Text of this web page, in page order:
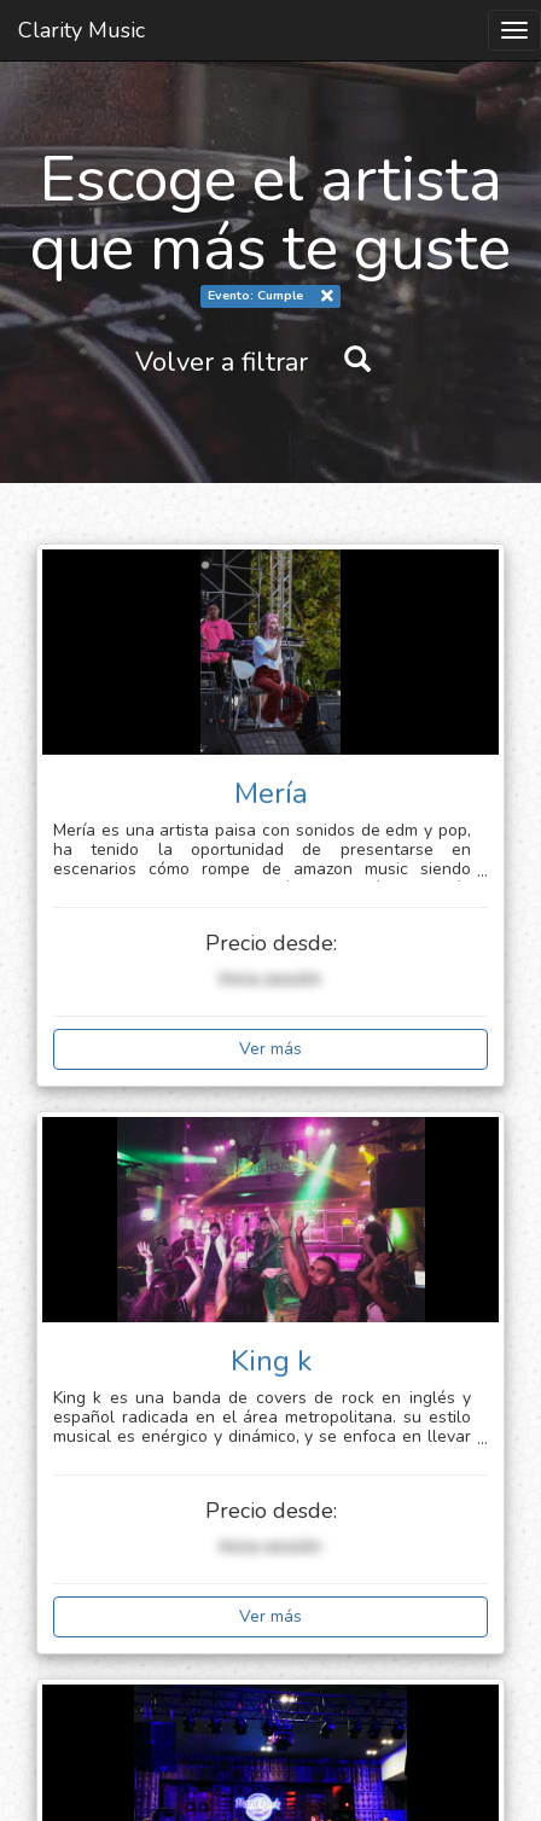
Clarity Music
Escoge el artista
que más te guste
Evento: Cumple
Volver a filtrar
Mería
Mería es una artista paisa con sonidos de edm y pop,
ha tenido la oportunidad de presentarse en
escenarios cómo rompe de amazon music siendo
semifinalista del evento cómo también su más
bowl en los angeles, california.
Precio desde:
Inicia sessión
Ver más
King k
King k es una banda de covers de rock en inglés y
español radicada en el área metropolitana. su estilo
musical es enérgico y dinámico, y se enfoca en llevar
la música y están altamente comprometidos con
ofrecer un espectáculo de alta calidad a su audiencia.
Precio desde:
Inicia sessión
Ver más